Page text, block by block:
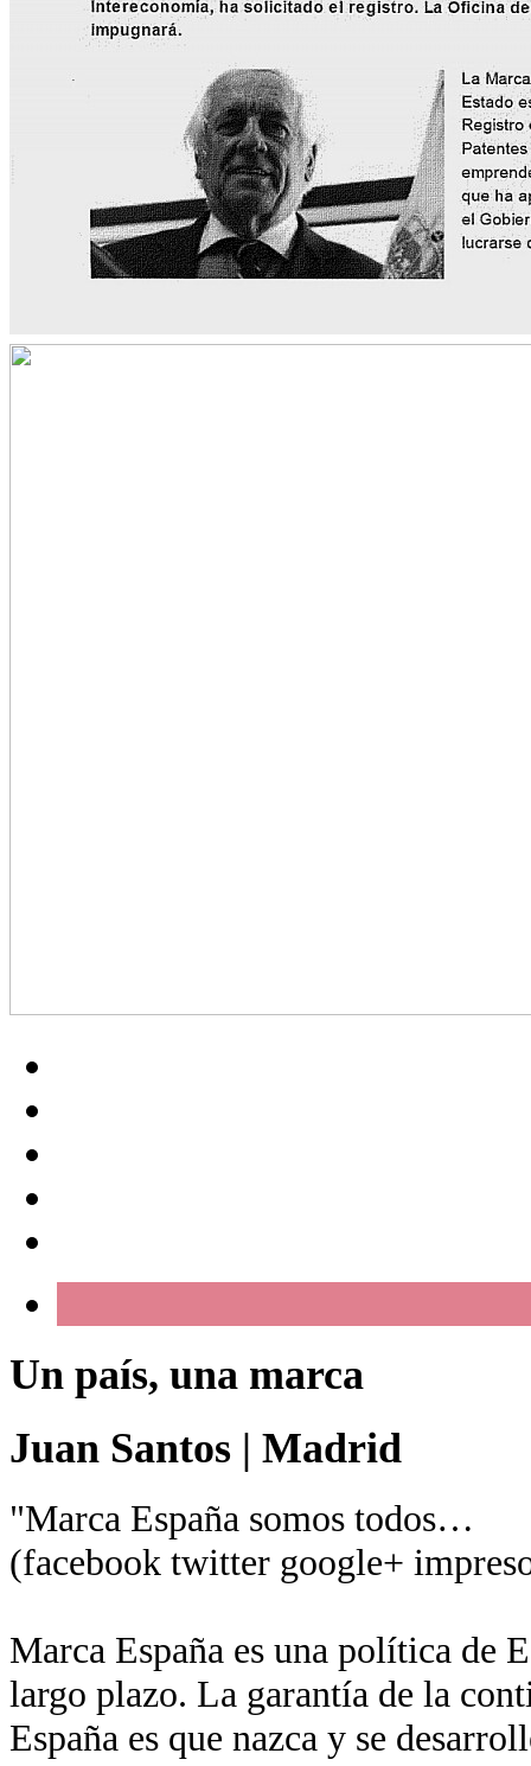
Un país, una marca
Juan Santos | Madrid
"Marca España somos todos…
(facebook twitter google+
Marca España es una política de
largo plazo. La garantía de la
España es que nazca y se